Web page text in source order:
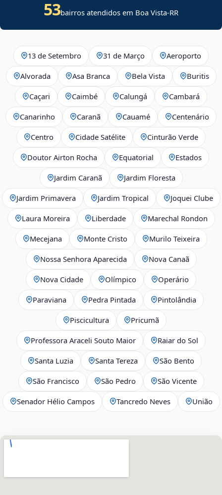
53bairros atendidos em Boa Vista-RR
13 de Setembro 31 de Março Aeroporto
Alvorada Asa Branca Bela Vista Buritis
Caçari Caimbé Calungá Cambará
Canarinho Caranã Cauamé Centenário
Centro Cidade Satélite Cinturão Verde
Doutor Airton Rocha Equatorial Estados
Jardim Caranã Jardim Floresta
Jardim Primavera Jardim Tropical Joquei Clube
Laura Moreira Liberdade Marechal Rondon
Mecejana Monte Cristo Murilo Teixeira
Nossa Senhora Aparecida Nova Canaã
Nova Cidade Olímpico Operário
Paraviana Pedra Pintada Pintolândia
Piscicultura Pricumã
Professora Araceli Souto Maior Raiar do Sol
Santa Luzia Santa Tereza São Bento
São Francisco São Pedro São Vicente
Senador Hélio Campos Tancredo Neves União